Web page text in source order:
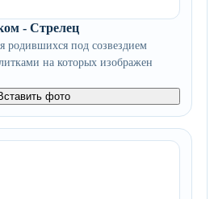
- Стрелец
родившихся под созвездием
на которых изображен
фото